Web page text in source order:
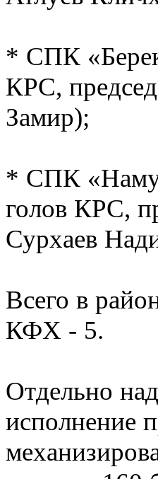
* СПК
КРС,
Замир);
* СПК
голов КРС,
Сурхаев
Всего в
КФХ - 5.
Отдельно
исполнение